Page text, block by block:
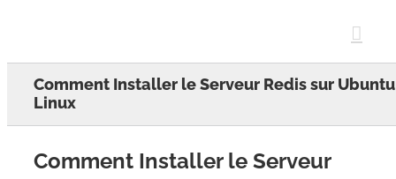
Comment Installer le Serveur Redis sur Ubuntu
Linux
Comment Installer le Serveur